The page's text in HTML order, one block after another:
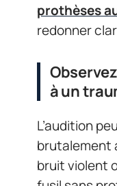
prothèses
redonner
à un
L’audition
brutalement
bruit violent